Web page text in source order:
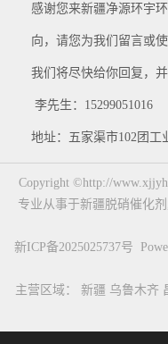
感谢您来新疆净源环宇
向，请您为我们留言或
我们将尽快给你回复，
李先生：15299051016
地址：五家渠市102团工
Copyright ©http://
专业从事于新疆脱硝催化剂
新ICP备2025025737号
主营区域： 新疆 乌鲁木齐